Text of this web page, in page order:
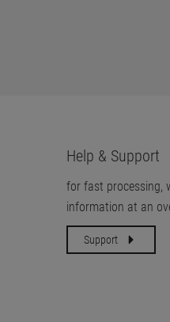
Help & Support
for fast processing,
information at an
Support